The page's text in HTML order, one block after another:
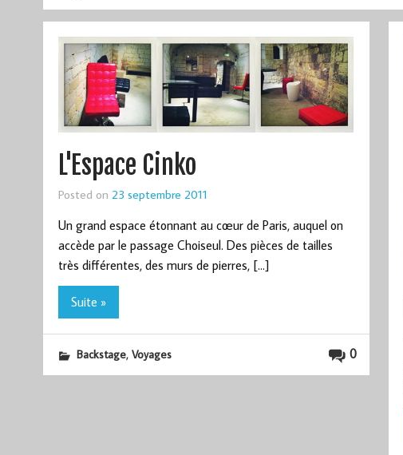
L'Espace Cinko
Posted on 23 septembre 2011
Un grand espace étonnant au cœur de Paris, auquel on
accède par le passage Choiseul. Des pièces de tailles
très différentes, des murs de pierres, […]
Suite »
0
Backstage, Voyages